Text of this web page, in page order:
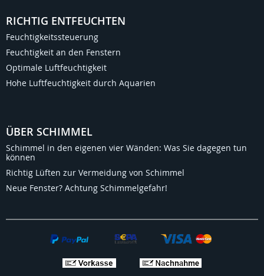
RICHTIG ENTFEUCHTEN
Feuchtigkeitssteuerung
Feuchtigkeit an den Fenstern
Optimale Luftfeuchtigkeit
Hohe Luftfeuchtigkeit durch Aquarien
ÜBER SCHIMMEL
Schimmel in den eigenen vier Wänden: Was Sie dagegen tun
können
Richtig Lüften zur Vermeidung von Schimmel
Neue Fenster? Achtung Schimmelgefahr!